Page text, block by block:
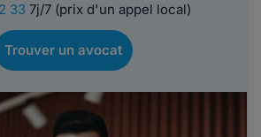
337j/7 (prix d'un appel local)
Trouver un avocat